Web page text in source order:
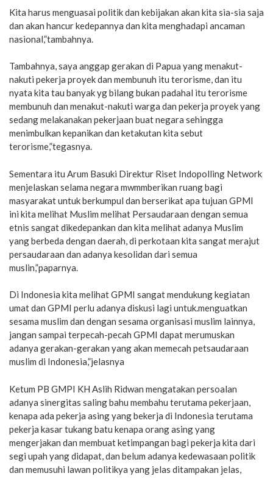
Kita harus menguasai politik dan kebijakan akan kita sia-sia saja
dan akan hancur kedepannya dan kita menghadapi ancaman
nasional,”tambahnya.
Tambahnya, saya anggap gerakan di Papua yang menakut-
nakuti pekerja proyek dan membunuh itu terorisme, dan itu
nyata kita tau banyak yg bilang bukan padahal itu terorisme
membunuh dan menakut-nakuti warga dan pekerja proyek yang
sedang melakanakan pekerjaan buat negara sehingga
menimbulkan kepanikan dan ketakutan kita sebut
terorisme,”tegasnya.
Sementara itu Arum Basuki Direktur Riset Indopolling Network
menjelaskan selama negara mwmmberikan ruang bagi
masyarakat untuk berkumpul dan berserikat apa tujuan GPMI
ini kita melihat Muslim melihat Persaudaraan dengan semua
etnis sangat dikedepankan dan kita melihat adanya Muslim
yang berbeda dengan daerah, di perkotaan kita sangat merajut
persaudaraan dan adanya kesolidan dari semua
muslin,”paparnya.
Di Indonesia kita melihat GPMI sangat mendukung kegiatan
umat dan GPMI perlu adanya diskusi lagi untuk.menguatkan
sesama muslim dan dengan sesama organisasi muslim lainnya,
jangan sampai terpecah-pecah GPMI dapat merumuskan
adanya gerakan-gerakan yang akan memecah petsaudaraan
muslim di Indonesia,”jelasnya
Ketum PB GMPI KH Aslih Ridwan mengatakan persoalan
adanya sinergitas saling bahu membahu terutama pekerjaan,
kenapa ada pekerja asing yang bekerja di Indonesia terutama
pekerja kasar tukang batu kenapa orang asing yang
mengerjakan dan membuat ketimpangan bagi pekerja kita dari
segi upah yang didapat, dan belum adanya kedewasaan politik
dan memusuhi lawan politikya yang jelas ditampakan jelas,